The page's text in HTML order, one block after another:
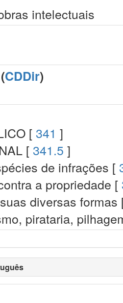
intelectuais
CDDir)
[ 341 ]
[ 341.5 ]
de infrações [
a propriedade [
diversas
pirataria,